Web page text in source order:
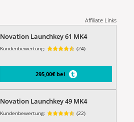
Affiliate Links
Novation Launchkey 61 MK4
Kundenbewertung: (24)
295,00€ bei
Novation Launchkey 49 MK4
Kundenbewertung: (22)